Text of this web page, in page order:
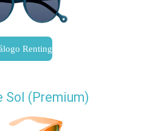
Renting
Sol (Premium)